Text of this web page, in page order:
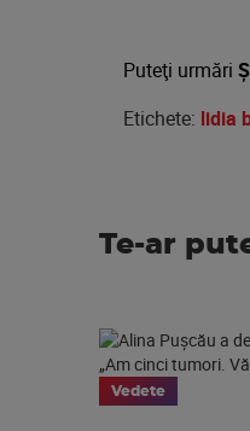
Puteţi urmări
Etichete: lidia
Te-ar
Vedete